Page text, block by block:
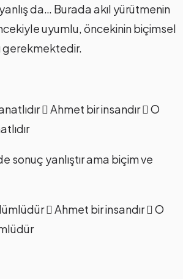
da… Burada akıl yürütmenin
uyumlu, öncekinin biçimsel
gerekmektedir.
 Ahmet bir insandır  O
sonuç yanlıştır ama biçim ve
 Ahmet bir insandır  O